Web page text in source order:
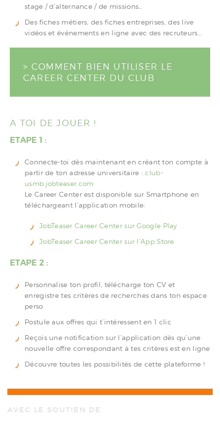
stage / d’alternance / de missions…
Des fiches métiers, des fiches entreprises, des live
vidéos et événements en ligne avec des recruteurs…
> COMMENT BIEN UTILISER LE
CAREER CENTER DU CLUB
A TOI DE JOUER !
ETAPE 1 :
Connecte-toi dès maintenant en créant ton compte à
partir de ton adresse universitaire :club-
usmb.jobteaser.com
Le Career Center est disponible sur Smartphone en
téléchargeant l’application mobile:
JobTeaser CareerCenter sur Google Play
JobTeaser CareerCenter sur l’App Store
ETAPE 2 :
Personnalise ton profil, télécharge ton CV et
enregistre tes critères de recherches dans ton espace
perso
Postule aux offres qui t’intéressent en 1 clic
Reçois une notification sur l’application dès qu’une
nouvelle offre correspondant à tes critères est en ligne
Découvre toutes les possibilités de cette plateforme !
AVEC LE SOUTIEN DE